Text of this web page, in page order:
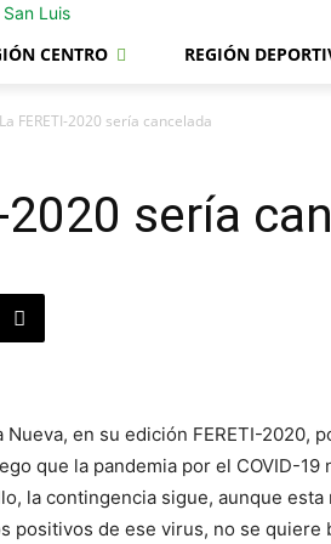
CENTRO REGIÓN
La FERETI-2020 sería cancelada
2020 sería
Nueva, en su edición FERETI-2020,
que la pandemia por el COVID-19
la contingencia sigue, aunque
positivos de ese virus, no se quiere